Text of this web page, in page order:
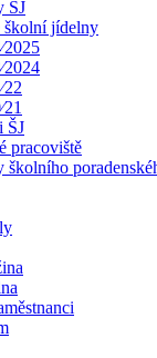
ŠJ
školní jídelny
ŠJ
pracoviště
školního